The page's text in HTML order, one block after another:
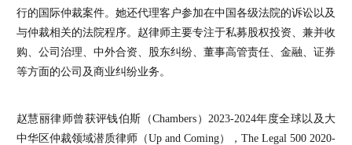
行的国际仲裁案件。她还代理客户参加在中国各级法院的诉讼以及
与仲裁相关的法院程序。赵律师主要专注于私募股权投资、兼并收
购、公司治理、中外合资、股东纠纷、董事高管责任、金融、证券
等方面的公司及商业纠纷业务。
赵慧丽律师曾获评钱伯斯（Chambers）2023-2024年度全球以及大
中华区仲裁领域潜质律师（Up and Coming），The Legal 500 2020-